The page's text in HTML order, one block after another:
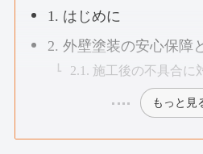
1. はじめに
2. 外壁塗装の安心保障
2.1. 施工後の不具合に
もっと見